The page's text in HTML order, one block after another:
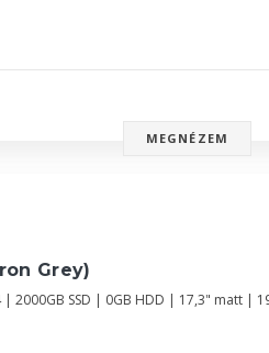
MEGNÉZEM
Grey)
2000GB SSD | 0GB HDD | 17,3" matt |